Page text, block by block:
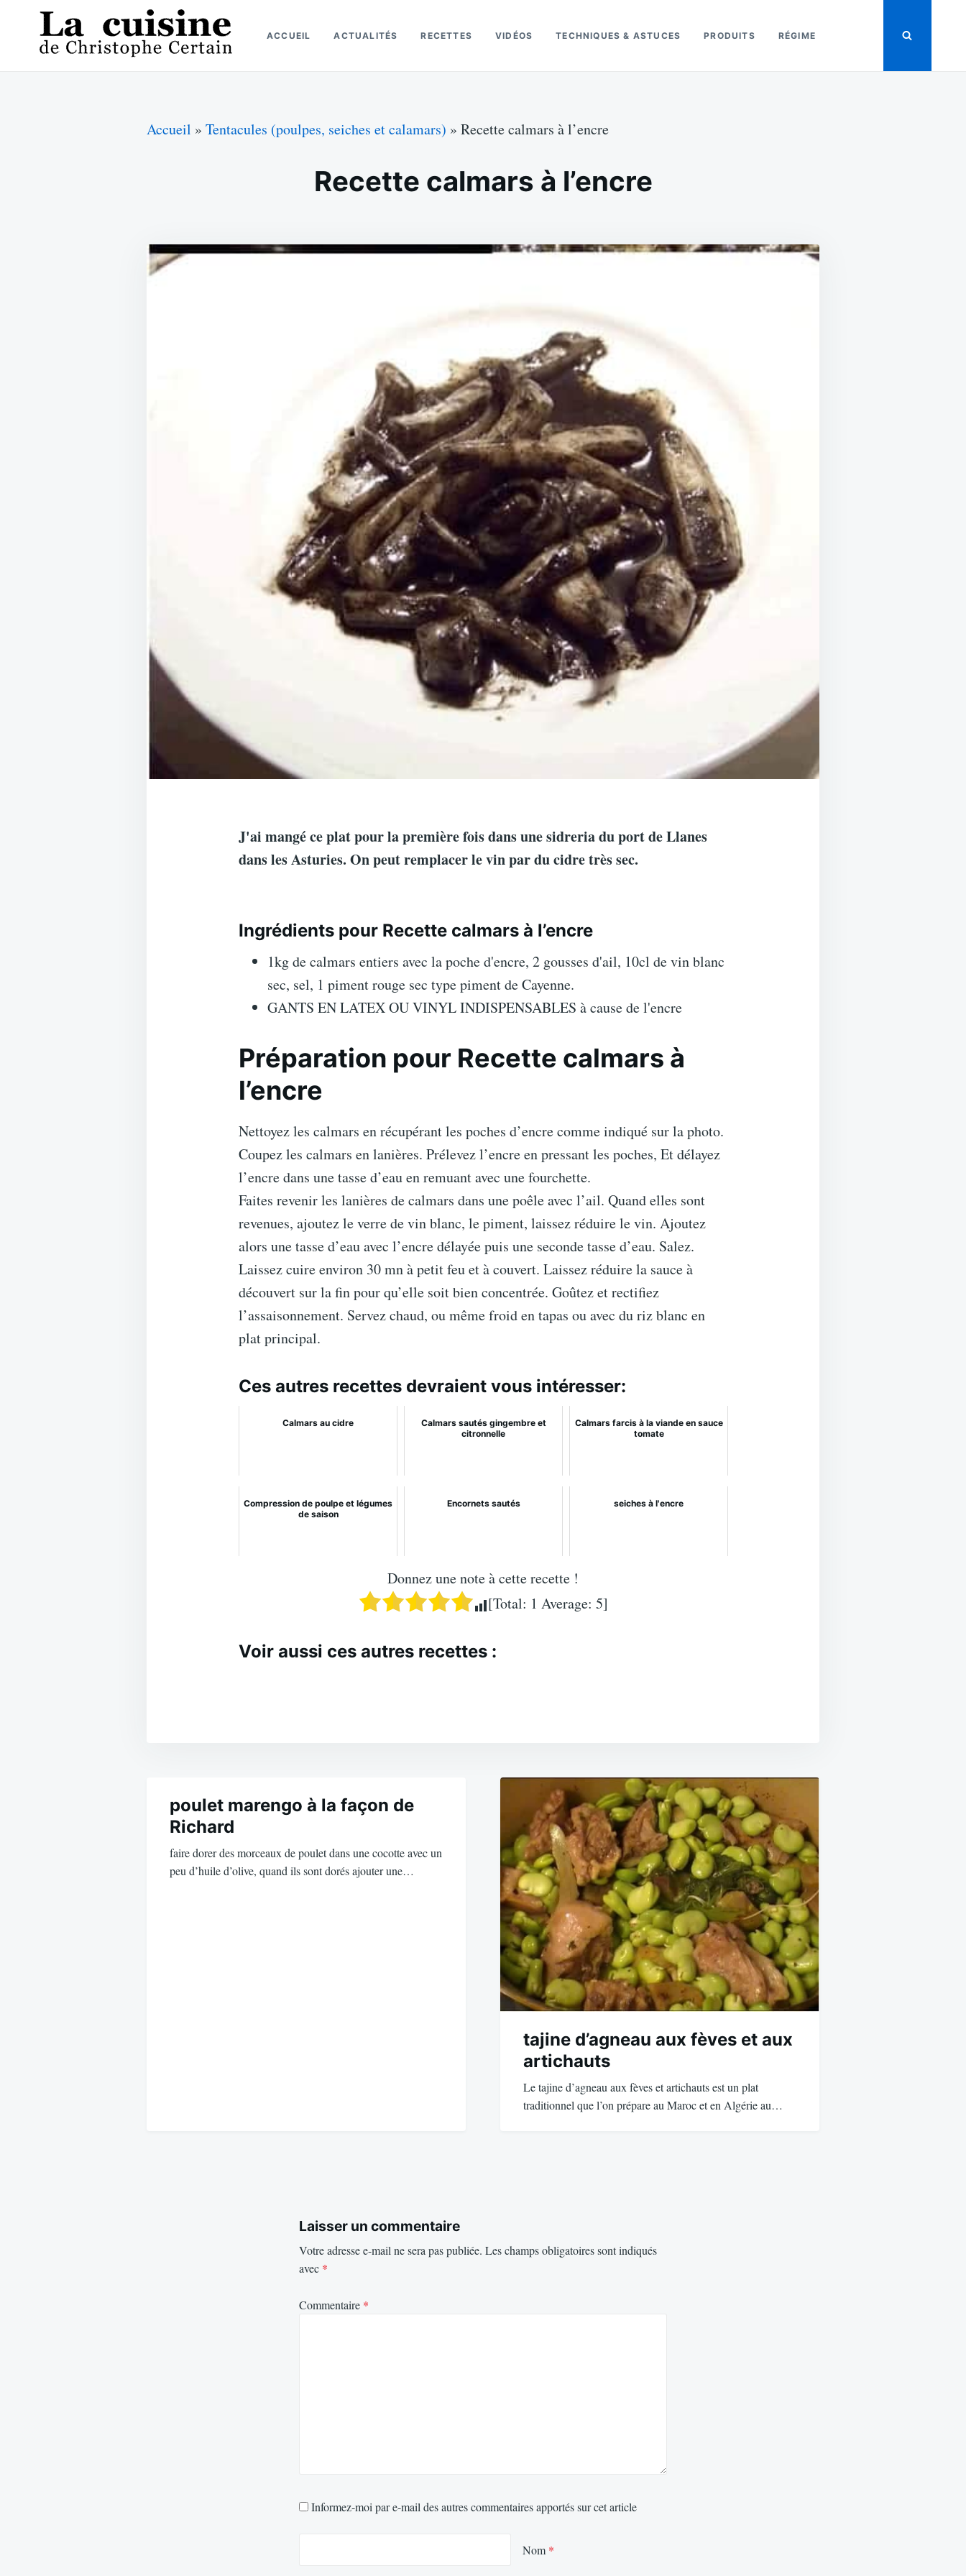
content
for:
ACCUEIL ACTUALITÉS RECETTES VIDÉOS TECHNIQUES & ASTUCES PRODUITS RÉGIME
Accueil » Tentacules (poulpes, seiches et calamars) » Recette calmars à l’encre
Recette calmars à l’encre
J'ai mangé ce plat pour la première fois dans une sidreria du port de Llanes
dans les Asturies. On peut remplacer le vin par du cidre très sec.
Ingrédients pour Recette calmars à l’encre
1kg de calmars entiers avec la poche d'encre, 2 gousses d'ail, 10cl de vin blanc
sec, sel, 1 piment rouge sec type piment de Cayenne.
GANTS EN LATEX OU VINYL INDISPENSABLES à cause de l'encre
Préparation pour Recette calmars à
l’encre
Nettoyez les calmars en récupérant les poches d’encre comme indiqué sur la photo.
Coupez les calmars en lanières. Prélevez l’encre en pressant les poches, Et délayez
l’encre dans une tasse d’eau en remuant avec une fourchette.
Faites revenir les lanières de calmars dans une poêle avec l’ail. Quand elles sont
revenues, ajoutez le verre de vin blanc, le piment, laissez réduire le vin. Ajoutez
alors une tasse d’eau avec l’encre délayée puis une seconde tasse d’eau. Salez.
Laissez cuire environ 30 mn à petit feu et à couvert. Laissez réduire la sauce à
découvert sur la fin pour qu’elle soit bien concentrée. Goûtez et rectifiez
l’assaisonnement. Servez chaud, ou même froid en tapas ou avec du riz blanc en
plat principal.
Ces autres recettes devraient vous intéresser:
Calmars au cidre
Calmars sautés gingembre et
citronnelle
Calmars farcis à la viande en sauce
tomate
Compression de poulpe et légumes
de saison
Encornets sautés seiches à l'encre
Donnez une note à cette recette !
[Total: 1 Average: 5]
Voir aussi ces autres recettes :
de
l’article
poulet marengo à la façon de
Richard
faire dorer des morceaux de poulet dans une cocotte avec un
peu d’huile d’olive, quand ils sont dorés ajouter une…
tajine d’agneau aux fèves et aux
artichauts
Le tajine d’agneau aux fèves et artichauts est un plat
traditionnel que l’on prépare au Maroc et en Algérie au…
Laisser un commentaire
Votre adresse e-mail ne sera pas publiée. Les champs obligatoires sont indiqués
avec *
Commentaire *
Informez-moi par e-mail des autres commentaires apportés sur cet article
Nom *